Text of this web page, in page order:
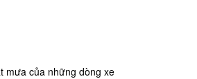
mưa của những dòng xe